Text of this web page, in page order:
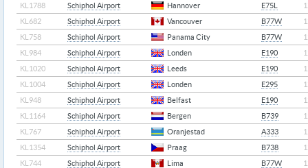
KL1788
Schiphol Airport Hannover E75L
KL682
Schiphol Airport Vancouver B77W
KL758
Schiphol Airport Panama City B77W
KL984
Schiphol Airport Londen E190
KL1020
Schiphol Airport Leeds E190
KL1004
Schiphol Airport Londen E295
KL948
Schiphol Airport Belfast E190
KL1164
Schiphol Airport Bergen B739
KL767
Schiphol Airport Oranjestad A333
KL1354
Schiphol Airport Praag B738
KL744
Schiphol Airport Lima B77W